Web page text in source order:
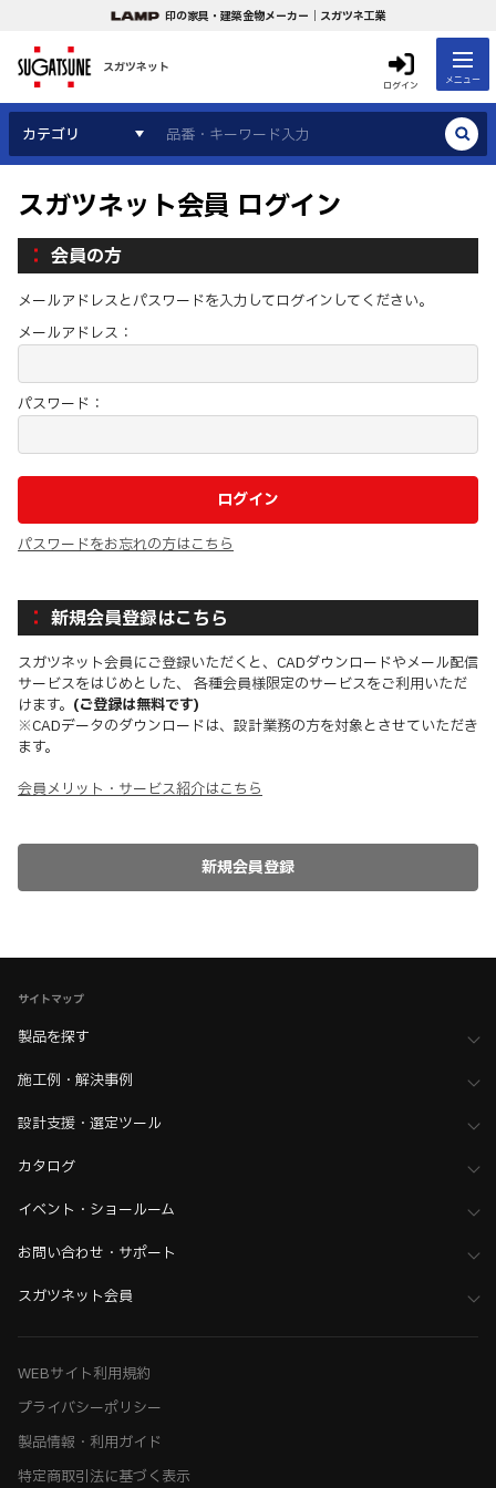
印の家具・建築金物メーカー｜スガツネ工業
スガツネット
ログイン メニュー
カテゴリ
スガツネット会員 ログイン
会員の方
メールアドレスとパスワードを入力してログインしてください。
メールアドレス：
パスワード：
パスワードをお忘れの方はこちら
新規会員登録はこちら
スガツネット会員にご登録いただくと、CADダウンロードやメール配信
サービスをはじめとした、 各種会員様限定のサービスをご利用いただ
けます。 (ご登録は無料です)
※CADデータのダウンロードは、設計業務の方を対象とさせていただき
ます。
会員メリット・サービス紹介はこちら
サイトマップ
製品を探す
施工例・解決事例
設計支援・選定ツール
カタログ
イベント・ショールーム
お問い合わせ・サポート
スガツネット会員
WEBサイト利用規約
プライバシーポリシー
製品情報・利用ガイド
特定商取引法に基づく表示